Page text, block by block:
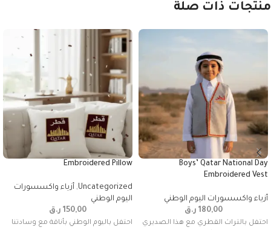
منتجات ذات صلة
Boys’ Qatar National Day
Embroidered Vest
أزياء واكسسورات اليوم الوطني
180,00 ر.ق
احتفل بالتراث القطري مع هذا الصديري
Embroidered Pillow
Uncategorized
, أزياء واكسسورات
اليوم الوطني
150,00 ر.ق
احتفل باليوم الوطني بأناقة مع وسادتنا